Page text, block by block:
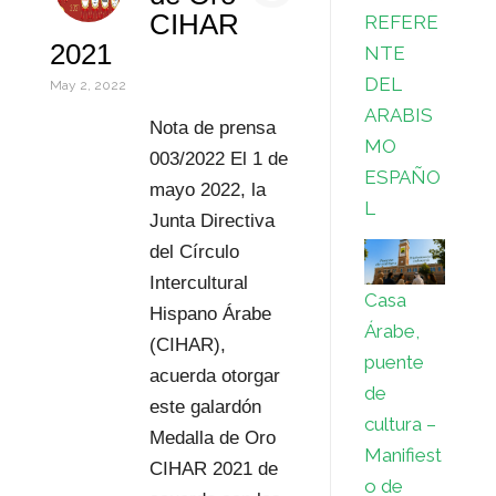
n
p
r
ld
s
s
m
t
i
r
CIHAR
2021
May 2, 2022
Nota de prensa
003/2022 El 1 de
mayo 2022, la
Junta Directiva
del Círculo
Intercultural
Hispano Árabe
(CIHAR),
acuerda otorgar
este galardón
Medalla de Oro
CIHAR 2021 de
REFERE
NTE
DEL
ARABIS
MO
ESPAÑO
L
Casa
Árabe,
puente
de
cultura –
Manifiest
o de